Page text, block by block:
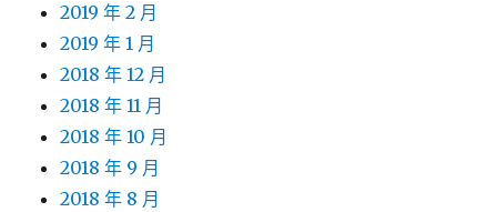
2019 年 2 月
2019 年 1 月
2018 年 12 月
2018 年 11 月
2018 年 10 月
2018 年 9 月
2018 年 8 月